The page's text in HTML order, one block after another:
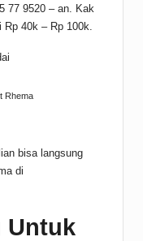
77 9520 – an. Kak
40k – Rp 100k.
Rhema
bisa langsung
di
Untuk